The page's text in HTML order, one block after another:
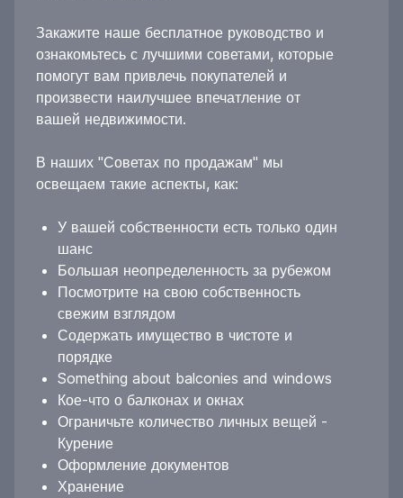
Закажите наше бесплатное руководство и
ознакомьтесь с лучшими советами, которые
помогут вам привлечь покупателей и
произвести наилучшее впечатление от
вашей недвижимости.
В наших "Советах по продажам" мы
освещаем такие аспекты, как:
У вашей собственности есть только один
шанс
Большая неопределенность за рубежом
Посмотрите на свою собственность
свежим взглядом
Содержать имущество в чистоте и
порядке
Something about balconies and windows
Кое-что о балконах и окнах
Ограничьте количество личных вещей -
Курение
Оформление документов
Хранение